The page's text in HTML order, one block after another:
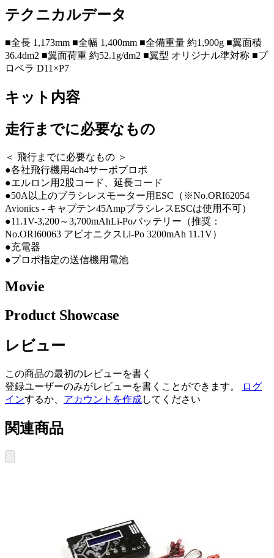
テクニカルデータ
■全長 1,173mm ■全幅 1,400mm ■全備重量 約1,900g ■翼面積
36.4dm2 ■翼面荷重 約52.1g/dm2 ■翼型 オリジナル準対称 ■プ
ロペラ D11×P7
キット内容
走行までに必要なもの
＜ 飛行までに必要なもの ＞
●各社飛行機用4ch4サーボプロポ
●エルロン用2股コード、延長コード
●50A以上のブラシレスモーター用ESC（※No.ORI62054
Avionics - キャプテン45AmpブラシレスESCは使用不可）
●11.1V-3,200～3,700mAhLi-Poバッテリー（推奨：
No.ORI60063 アビオニクスLi-Po 3200mAh 11.1V）
●充電器
●プロポ指定の送信機用電池
Movie
Product Showcase
レビュー
この商品の最初のレビューを書く
登録ユーザーのみがレビューを書くことができます。
ログ
インするか、 アカウントを作成してください
関連商品